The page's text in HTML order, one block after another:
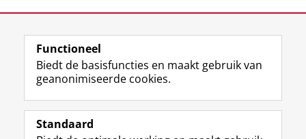
View this page in:English
Volg ons op
M
a
I
n
Functioneel
Biedt de basisfuncties en maakt gebruik van
geanonimiseerde cookies.
Standaard